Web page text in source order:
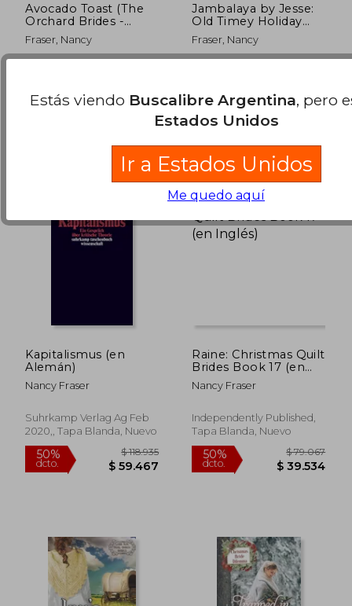
50%
dcto.
$ 76.955
$ 38.478
50%
dcto.
$
Avocado Toast (The
Orchard Brides -
Book 1) (en Inglés)
Fraser, Nancy
Jambalaya by Jesse:
Old Timey Holiday
Kitchen Book 23 (en
Inglés)
Fraser, Nancy
Kapitalismus (en
Alemán)
Nancy Fraser
Suhrkamp Verlag Ag Feb
2020,, Tapa Blanda, Nuevo
Raine: Christmas Quilt
Brides Book 17 (en
Inglés)
Nancy Fraser
Independently Published,
Tapa Blanda, Nuevo
Estás viendo Buscalibre Argentina, pero
Estados Unidos
Ir a Estados Unidos
Me quedo aquí